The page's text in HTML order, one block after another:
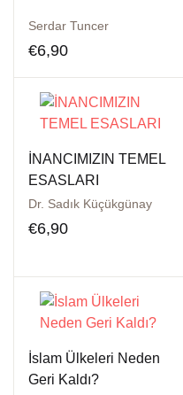
Serdar Tuncer
€6,90
İNANCIMIZIN TEMEL
ESASLARI
Dr. Sadık Küçükgünay
€6,90
İslam Ülkeleri Neden
Geri Kaldı?